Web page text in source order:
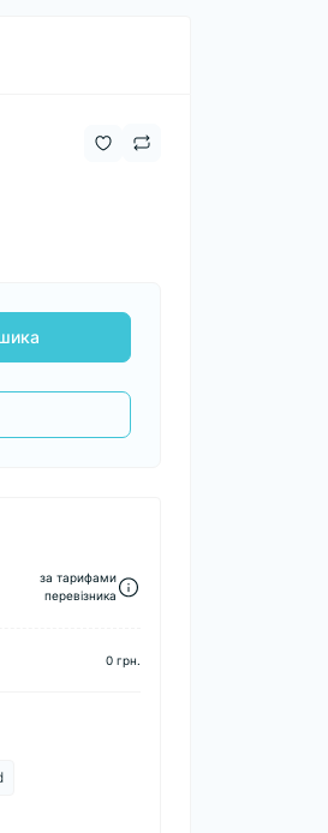
за тарифами
перевізника
0 грн.